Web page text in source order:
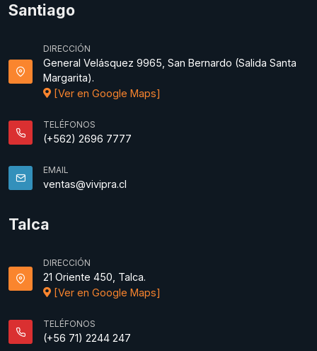
Santiago
DIRECCIÓN
General Velásquez 9965, San Bernardo (Salida Santa
Margarita).
[Ver en Google Maps]
TELÉFONOS
(+562) 2696 7777
EMAIL
ventas@vivipra.cl
Talca
DIRECCIÓN
21 Oriente 450, Talca.
[Ver en Google Maps]
TELÉFONOS
(+56 71) 2244 247